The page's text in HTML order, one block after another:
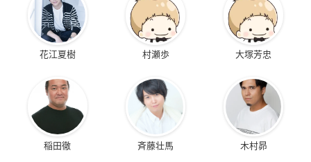
ジュエルペット マジ
カルチェンジ
ルーア
幸腹グラフィティ
内木ユキ
魔弾の王と戦姫
リムアリーシャ
花江夏樹 村瀬歩 大塚芳忠
稲田徹 斉藤壮馬 木村昴